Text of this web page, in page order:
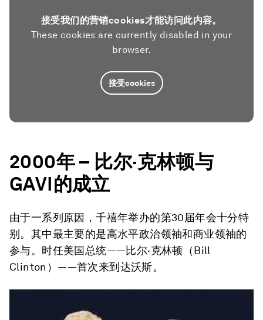
接受我们的营销cookies才能访问此内容。
These cookies are currently disabled in your
browser.
接受cookies
2000年– 比尔·克林顿与
GAVI的成立
由于一系列原因，千禧年举办的第30届年会十分特
别。其中最主要的是高水平政治领袖和商业领袖的
参与。时任美国总统——比尔·克林顿（Bill
Clinton）——首次来到达沃斯。